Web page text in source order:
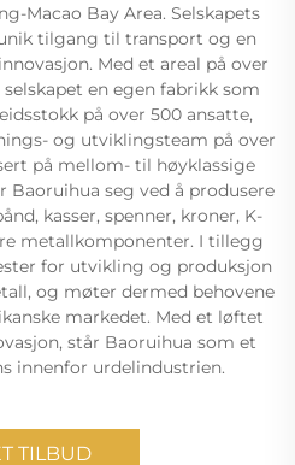
Macao Bay Area. Selskapets
tilgang til transport og en
Med et areal på over
en egen fabrikk som
på over 500 ansatte,
og utviklingsteam på over
på mellom- til høyklassige
Baoruihua seg ved å produsere
kasser, spenner, kroner, K-
metallkomponenter. I tillegg
for utvikling og produksjon
og møter dermed behovene
markedet. Med et løftet
står Baoruihua som et
innenfor urdelindustrien.
TILBUD